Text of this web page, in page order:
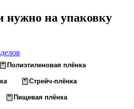
нужно на упаковку
Полиэтиленовая плёнка
Стрейч-плёнка
Пищевая плёнка